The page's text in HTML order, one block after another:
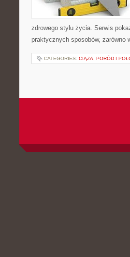
zdrowego stylu życia. Serwis
praktycznych sposobów,
CATEGORIES: CIĄŻA, PORÓD I